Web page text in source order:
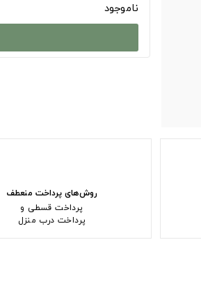
ناموجود
روش‌های پرداخت منعطف
پرداخت قسطی و
پرداخت درب منزل